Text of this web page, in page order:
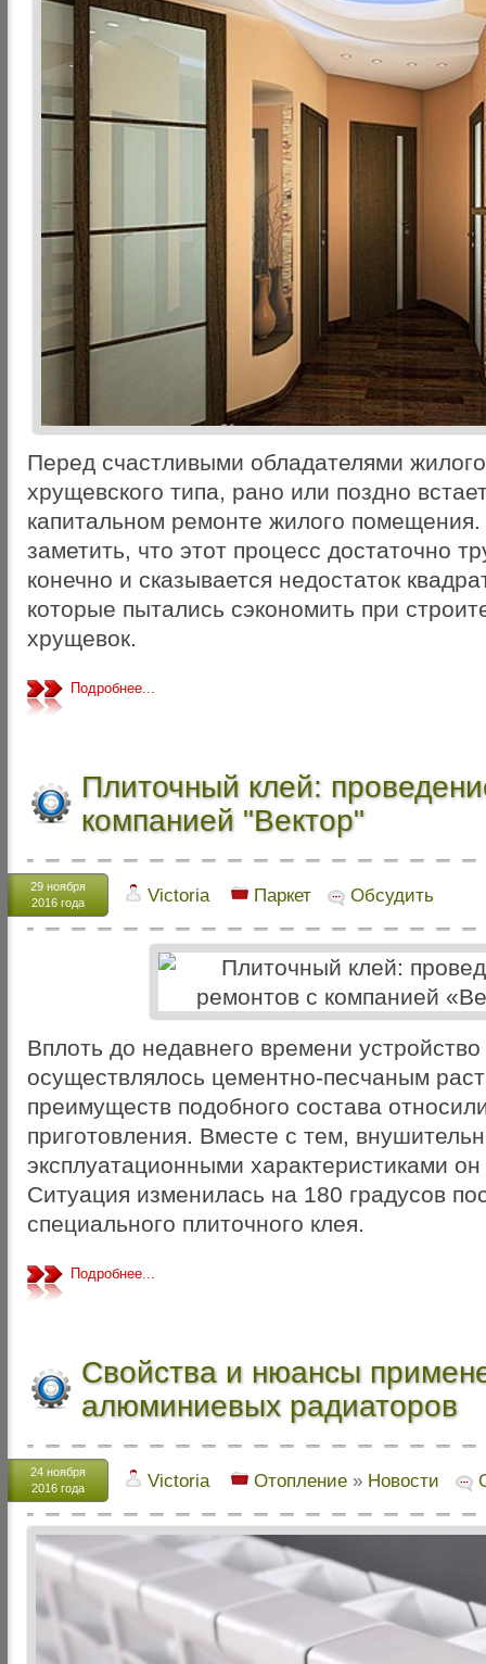
Перед счастливыми обладателями
хрущевского типа, рано или поздно
капитальном ремонте жилого помещения.
заметить, что этот процесс достаточно
конечно и сказывается недостаток
которые пытались сэкономить при
хрущевок.
Подробнее...
Плиточный клей:
компанией "Вектор"
29 ноября
2016 года
Victoria Паркет Обсудить
Вплоть до недавнего времени
осуществлялось цементно-песчаным
преимуществ подобного состава
приготовления. Вместе с тем,
эксплуатационными характеристиками
Ситуация изменилась на 180 градусов
специального плиточного клея.
Подробнее...
Свойства и нюансы
алюминиевых радиаторов
24 ноября
2016 года
Victoria Отопление » Новости